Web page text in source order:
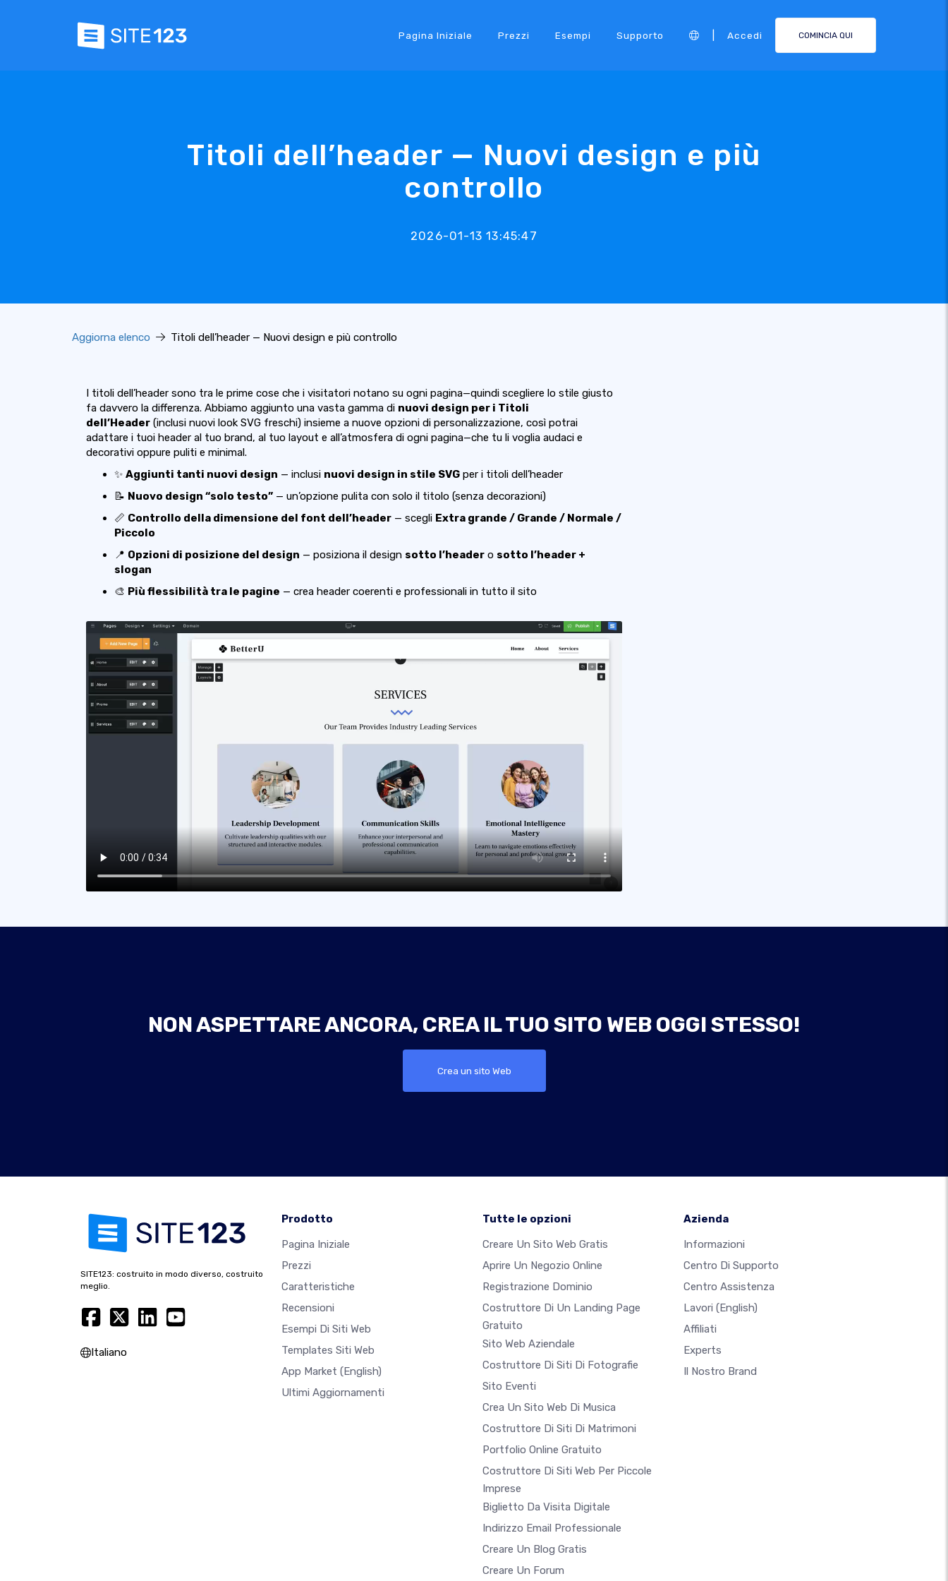
Pagina Iniziale Prezzi Esempi Supporto Accedi COMINCIA QUI
Titoli dell’header — Nuovi design e più
controllo
2026-01-13 13:45:47
Aggiorna elenco Titoli dell’header — Nuovi design e più controllo
I titoli dell’header sono tra le prime cose che i visitatori notano su ogni pagina—quindi scegliere lo stile giusto
fa davvero la differenza. Abbiamo aggiunto una vasta gamma di nuovi design per i Titoli
dell’Header (inclusi nuovi look SVG freschi) insieme a nuove opzioni di personalizzazione, così potrai
adattare i tuoi header al tuo brand, al tuo layout e all’atmosfera di ogni pagina—che tu li voglia audaci e
decorativi oppure puliti e minimal.
✨ Aggiunti tanti nuovi design — inclusi nuovi design in stile SVG per i titoli dell’header
📝 Nuovo design “solo testo” — un’opzione pulita con solo il titolo (senza decorazioni)
📏 Controllo della dimensione del font dell’header — scegli Extra grande / Grande / Normale /
Piccolo
📍 Opzioni di posizione del design — posiziona il design sotto l’header o sotto l’header +
slogan
🎨 Più flessibilità tra le pagine — crea header coerenti e professionali in tutto il sito
NON ASPETTARE ANCORA, CREA IL TUO SITO WEB OGGI STESSO!
Crea un sito Web
SITE123: costruito in modo diverso, costruito
meglio.
Italiano
Prodotto
Pagina Iniziale
Prezzi
Caratteristiche
Recensioni
Esempi Di Siti Web
Templates Siti Web
App Market (English)
Ultimi Aggiornamenti
Tutte le opzioni
Creare Un Sito Web Gratis
Aprire Un Negozio Online
Registrazione Dominio
Costruttore Di Un Landing Page
Gratuito
Sito Web Aziendale
Costruttore Di Siti Di Fotografie
Sito Eventi
Crea Un Sito Web Di Musica
Costruttore Di Siti Di Matrimoni
Portfolio Online Gratuito
Costruttore Di Siti Web Per Piccole
Imprese
Biglietto Da Visita Digitale
Indirizzo Email Professionale
Creare Un Blog Gratis
Creare Un Forum
Azienda
Informazioni
Centro Di Supporto
Centro Assistenza
Lavori (English)
Affiliati
Experts
Il Nostro Brand